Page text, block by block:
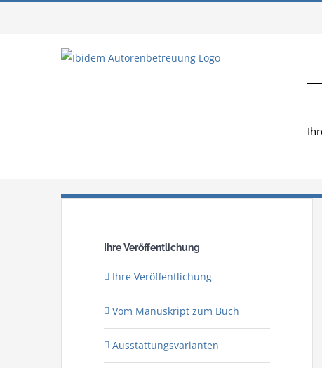
Ihre Veröffentlichung
Ihre Veröffentlichung
Vom Manuskript zum Buch
Ausstattungsvarianten